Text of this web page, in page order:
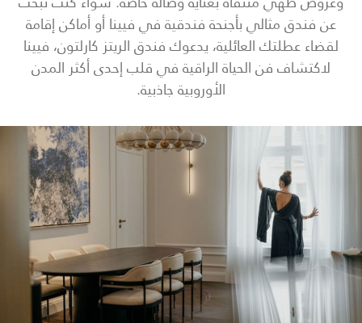
عن فندق مثالي بأجنحة فندقية في فيينا أو أماكن إقامة
لقضاء عطلتك العائلية، يدعوك فندق الريتز كارلتون، فيينا
لاكتشاف فن الحياة الراقية في قلب إحدى أكثر المدن
الأوروبية جاذبية.